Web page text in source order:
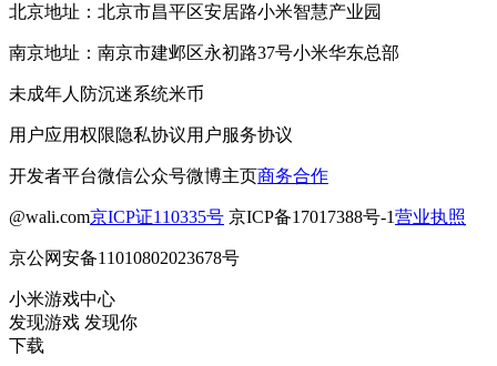
北京地址：北京市昌平区安居路小米智慧产业园
南京地址：南京市建邺区永初路37号小米华东总部
未成年人防沉迷系统米币
用户应用权限隐私协议用户服务协议
开发者平台微信公众号微博主页商务合作
@wali.com京ICP证110335号 京ICP备17017388号-1营业执照
京公网安备11010802023678号
小米游戏中心
发现游戏 发现你
下载